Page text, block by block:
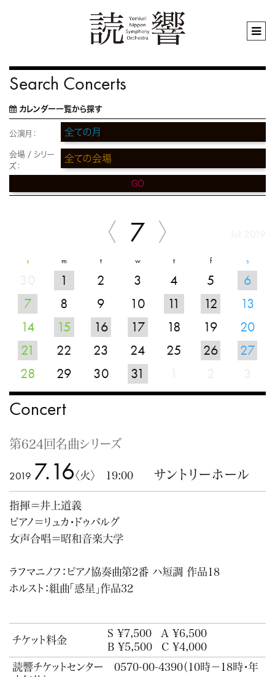
Search Concerts
カレンダー一覧から探す
公演月：
会場 / シリー
ズ：
GO
7
s m t w t f s
1 2 3 4 5
6
7
8 9 10 11 12
13
14
15 16 17 18 19
20
21
22 23 24 25 26
27
28
29 30 31
Concert
第624回名曲シリーズ
2019 7.16〈火〉 19:00 サントリーホール
指揮＝井上道義
ピアノ＝リュカ・ドゥバルグ
女声合唱＝昭和音楽大学
ラフマニノフ：ピアノ協奏曲第2番 ハ短調 作品18
ホルスト：組曲「惑星」作品32
チケット料金
S ¥7,500
A ¥6,500
B ¥5,500
C ¥4,000
読響チケットセンター 0570-00-4390（10時－18時・年